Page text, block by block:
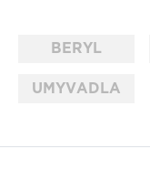
BERYL
UMYVADLA